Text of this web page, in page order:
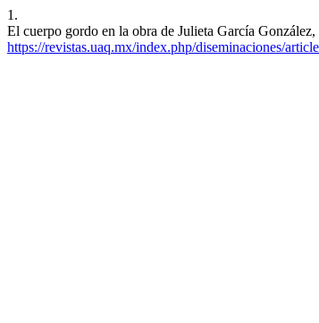
1.
El cuerpo gordo en la obra de Julieta García
https://revistas.uaq.mx/index.php/diseminaciones/